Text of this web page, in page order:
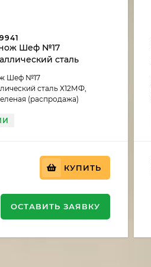
9941
Шеф №17
сталь
Шеф №17
сталь Х12МФ,
(распродажа)
КУПИТЬ
ОСТАВИТЬ ЗАЯВКУ